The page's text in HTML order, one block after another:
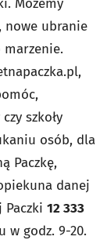
Możemy
nowe ubranie
marzenie.
szkoły
osób, dla
Paczkę,
danej
Paczki 12 333
w godz. 9-20.